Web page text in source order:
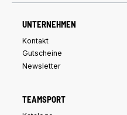
UNTERNEHMEN
Kontakt
Gutscheine
Newsletter
TEAMSPORT